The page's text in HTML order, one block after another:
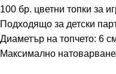
100 бр. цветни топки за
Подходящо за детски
Диаметър на топчето: 6
Максимално